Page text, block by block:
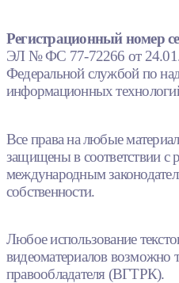
Регистрационный номер
ЭЛ № ФС 77-72266 от
Федеральной службой по
информационных
Все права на любые
защищены в соответствии с
международным
собственности.
Любое использование
видеоматериалов возможно
правообладателя (ВГТРК).